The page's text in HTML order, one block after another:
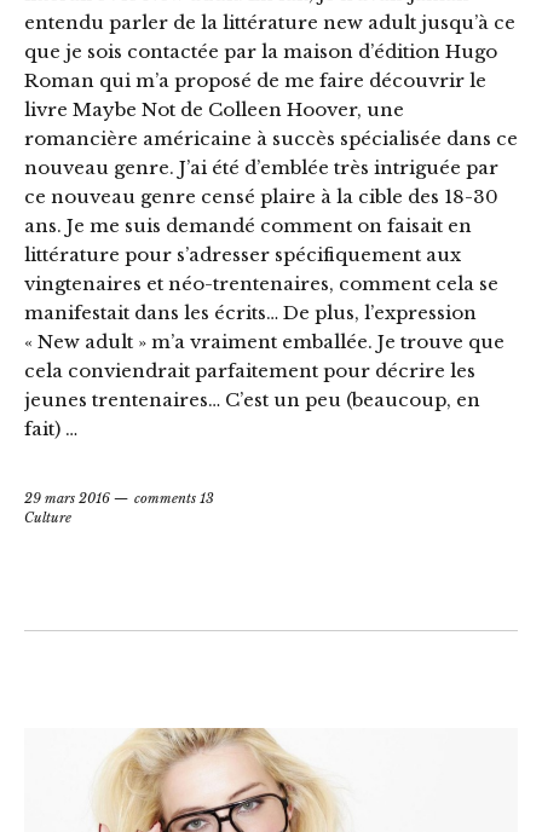
entendu parler de la littérature new adult jusqu’à ce
que je sois contactée par la maison d’édition Hugo
Roman qui m’a proposé de me faire découvrir le
livre Maybe Not de Colleen Hoover, une
romancière américaine à succès spécialisée dans ce
nouveau genre. J’ai été d’emblée très intriguée par
ce nouveau genre censé plaire à la cible des 18-30
ans. Je me suis demandé comment on faisait en
littérature pour s’adresser spécifiquement aux
vingtenaires et néo-trentenaires, comment cela se
manifestait dans les écrits… De plus, l’expression
« New adult » m’a vraiment emballée. Je trouve que
cela conviendrait parfaitement pour décrire les
jeunes trentenaires… C’est un peu (beaucoup, en
fait) …
29 mars 2016
comments 13
Culture